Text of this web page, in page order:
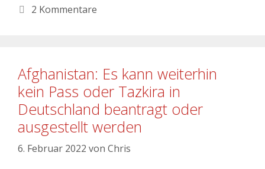
2 Kommentare
Afghanistan: Es kann weiterhin
kein Pass oder Tazkira in
Deutschland beantragt oder
ausgestellt werden
6. Februar 2022 von Chris